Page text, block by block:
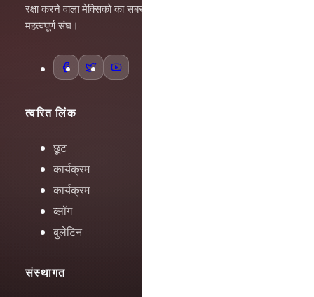
रक्षा करने वाला मेक्सिको का सबसे
महत्वपूर्ण संघ।
त्वरित लिंक
छूट
कार्यक्रम
कार्यक्रम
ब्लॉग
बुलेटिन
संस्थागत